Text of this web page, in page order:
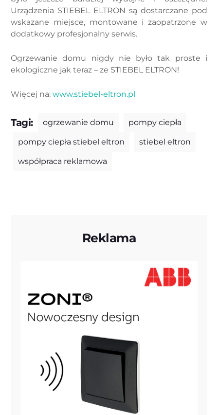
Urządzenia STIEBEL ELTRON są dostarczane pod
wskazane miejsce, montowane i zaopatrzone w
dodatkowy profesjonalny serwis.
Ogrzewanie domu nigdy nie było tak proste i
ekologiczne jak teraz – ze STIEBEL ELTRON!
Więcej na: www.stiebel-eltron.pl
Tagi: ogrzewanie domu pompy ciepła
pompy ciepła stiebel eltron stiebel eltron
współpraca reklamowa
Reklama